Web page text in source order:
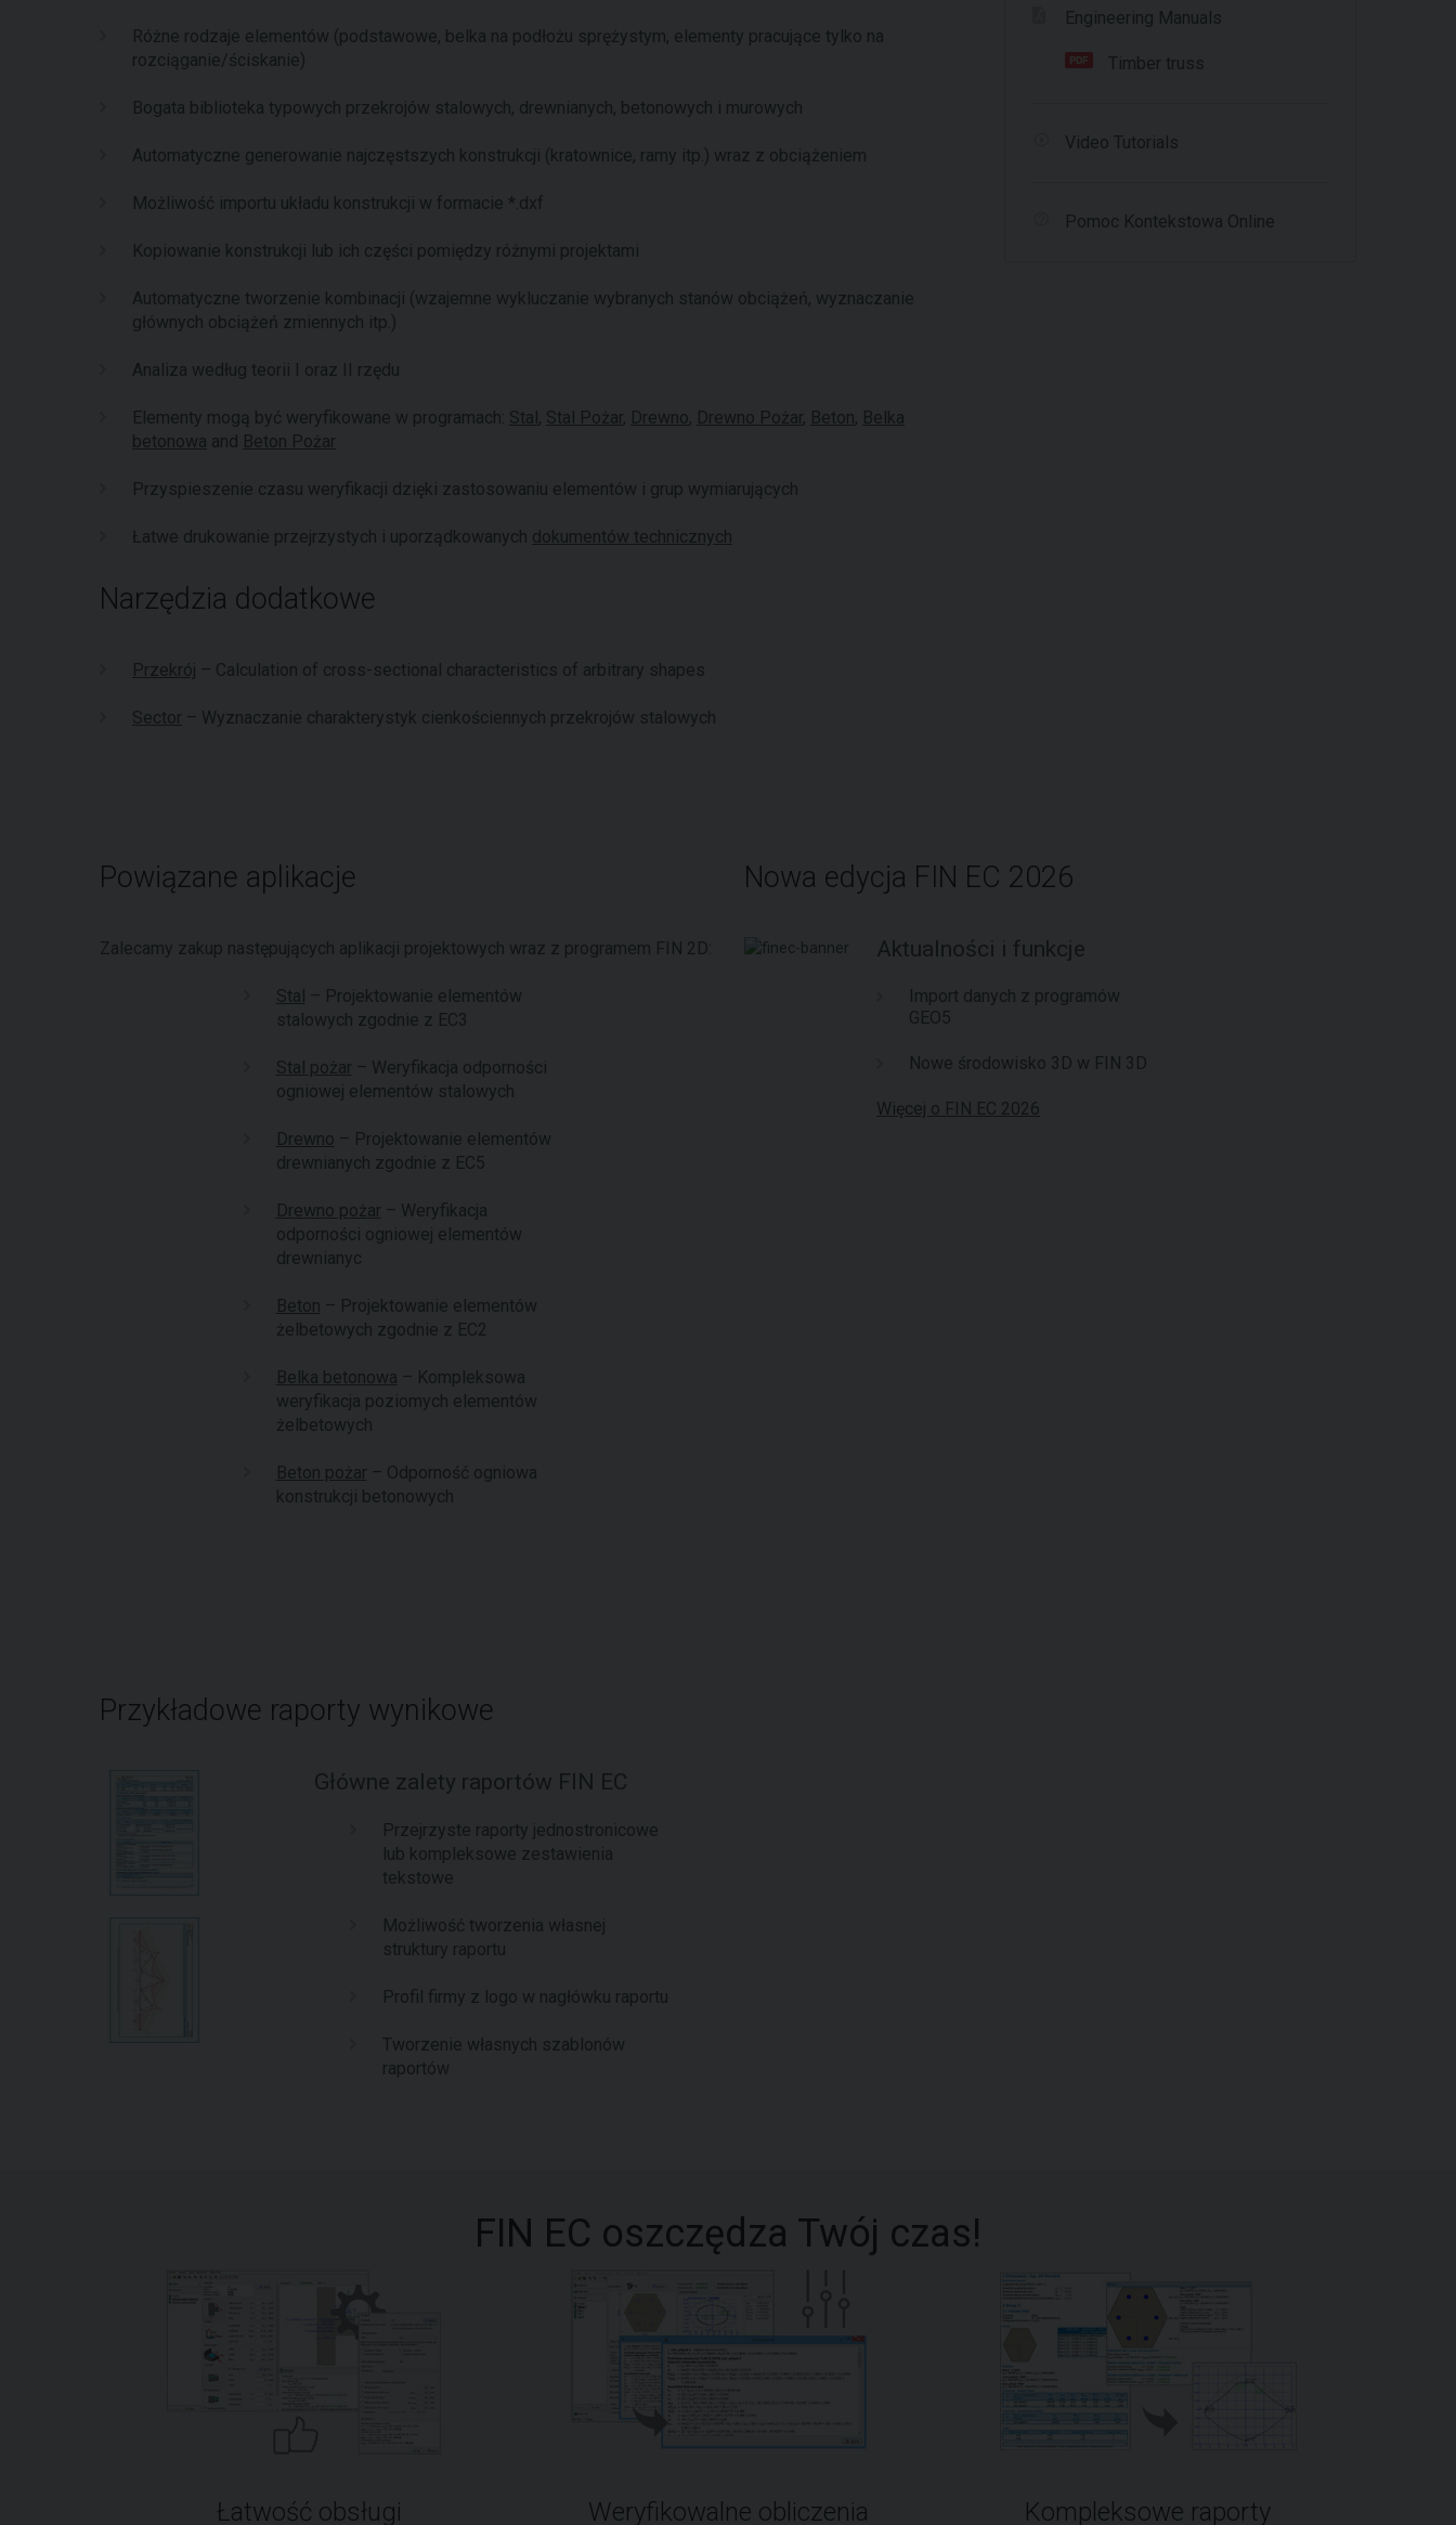
Różne rodzaje elementów (podstawowe, belka na podłożu sprężystym, elementy pracujące tylko na
rozciąganie/ściskanie)
Bogata biblioteka typowych przekrojów stalowych, drewnianych, betonowych i murowych
Automatyczne generowanie najczęstszych konstrukcji (kratownice, ramy itp.) wraz z obciążeniem
Możliwość importu układu konstrukcji w formacie *.dxf
Kopiowanie konstrukcji lub ich części pomiędzy różnymi projektami
Automatyczne tworzenie kombinacji (wzajemne wykluczanie wybranych stanów obciążeń, wyznaczanie
głównych obciążeń zmiennych itp.)
Analiza według teorii I oraz II rzędu
Elementy mogą być weryfikowane w programach: Stal, Stal Pożar, Drewno, Drewno Pożar, Beton, Belka
betonowa and Beton Pożar
Przyspieszenie czasu weryfikacji dzięki zastosowaniu elementów i grup wymiarujących
Łatwe drukowanie przejrzystych i uporządkowanych dokumentów technicznych
Narzędzia dodatkowe
Przekrój – Calculation of cross-sectional characteristics of arbitrary shapes
Sector – Wyznaczanie charakterystyk cienkościennych przekrojów stalowych
Engineering Manuals
Timber truss
Video Tutorials
Pomoc Kontekstowa Online
Powiązane aplikacje
Zalecamy zakup następujących aplikacji projektowych wraz z programem FIN 2D:
Stal – Projektowanie elementów
stalowych zgodnie z EC3
Stal pożar – Weryfikacja odporności
ogniowej elementów stalowych
Drewno – Projektowanie elementów
drewnianych zgodnie z EC5
Drewno pożar – Weryfikacja
odporności ogniowej elementów
drewnianyc
Beton – Projektowanie elementów
żelbetowych zgodnie z EC2
Belka betonowa – Kompleksowa
weryfikacja poziomych elementów
żelbetowych
Beton pożar – Odporność ogniowa
konstrukcji betonowych
Przykładowe raporty wynikowe
Główne zalety raportów FIN EC
Przejrzyste raporty jednostronicowe
lub kompleksowe zestawienia
tekstowe
Możliwość tworzenia własnej
struktury raportu
Profil firmy z logo w nagłówku raportu
Tworzenie własnych szablonów
raportów
Nowa edycja FIN EC 2026
Aktualności i funkcje
Import danych z programów
GEO5
Nowe środowisko 3D w FIN 3D
Więcej o FIN EC 2026
FIN EC oszczędza Twój czas!
Łatwość obsługi Weryfikowalne obliczenia Kompleksowe raporty